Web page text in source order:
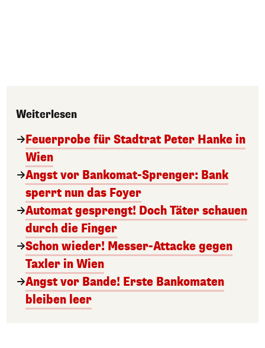
Weiterlesen
Feuerprobe für Stadtrat Peter Hanke in
Wien
Angst vor Bankomat-Sprenger: Bank
sperrt nun das Foyer
Automat gesprengt! Doch Täter schauen
durch die Finger
Schon wieder! Messer-Attacke gegen
Taxler in Wien
Angst vor Bande! Erste Bankomaten
bleiben leer